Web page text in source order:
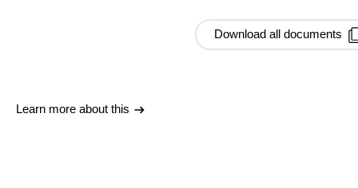
Learn more about this
Download all documents